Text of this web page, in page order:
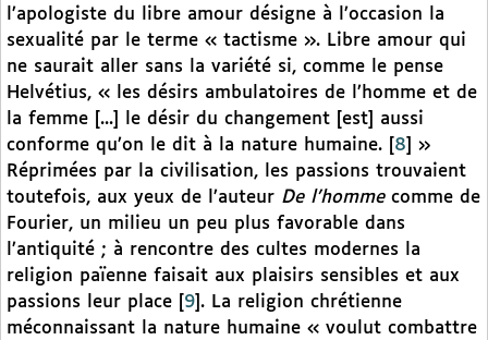
l’apologiste du libre amour désigne à l’occasion la
sexualité par le terme « tactisme ». Libre amour qui
ne saurait aller sans la variété si, comme le pense
Helvétius, « les désirs ambulatoires de l’homme et de
la femme [...] le désir du changement [est] aussi
conforme qu’on le dit à la nature humaine.
8
»
Réprimées par la civilisation, les passions trouvaient
toutefois, aux yeux de l’auteur De l’hommecomme de
Fourier, un milieu un peu plus favorable dans
l’antiquité ; à rencontre des cultes modernes la
religion païenne faisait aux plaisirs sensibles et aux
passions leur place
9 . La religion chrétienne
méconnaissant la nature humaine « voulut combattre